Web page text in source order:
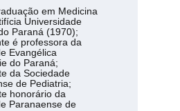
em Medicina
Universidade
Paraná (1970);
é professora da
Evangélica
do Paraná;
da Sociedade
de Pediatria;
honorário da
Paranaense de